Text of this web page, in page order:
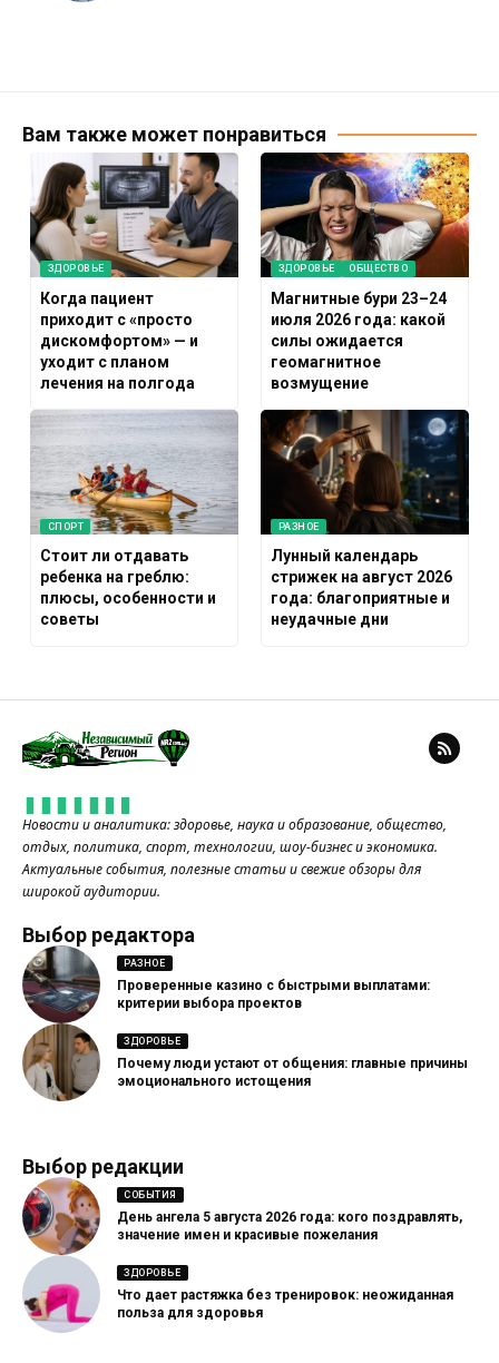
Вам также может понравиться
ЗДОРОВЬЕ
Когда пациент
приходит с «просто
дискомфортом» — и
уходит с планом
лечения на полгода
ЗДОРОВЬЕ ОБЩЕСТВО
Магнитные бури 23–24
июля 2026 года: какой
силы ожидается
геомагнитное
возмущение
СПОРТ
Стоит ли отдавать
ребенка на греблю:
плюсы, особенности и
советы
РАЗНОЕ
Лунный календарь
стрижек на август 2026
года: благоприятные и
неудачные дни
Новости и аналитика: здоровье, наука и образование, общество,
отдых, политика, спорт, технологии, шоу-бизнес и экономика.
Актуальные события, полезные статьи и свежие обзоры для
широкой аудитории.
Выбор редактора
РАЗНОЕ
Проверенные казино с быстрыми выплатами:
критерии выбора проектов
ЗДОРОВЬЕ
Почему люди устают от общения: главные причины
эмоционального истощения
Выбор редакции
СОБЫТИЯ
День ангела 5 августа 2026 года: кого поздравлять,
значение имен и красивые пожелания
ЗДОРОВЬЕ
Что дает растяжка без тренировок: неожиданная
польза для здоровья